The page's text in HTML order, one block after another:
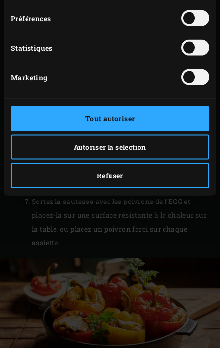
Préférences
Statistiques
Marketing
Tout autoriser
Autoriser la sélection
Refuser
Incorporez la farine et laissez cuire pendant environ
2 minutes.
rouges dans la sauteuse, salez et poivrez à
dans un saladier et nettoyez la sauteuse.
dans la sauteuse. Déchirez la mozzarella en
morceaux et répartissez-la sur les poivrons.
Remettez les chapeaux sur les poivrons. Retirez la
grille, placez le convEGGtor dans l’EGG puis
remettez la grille en place. Placez la sauteuse sur la
grille, fermez le couvercle de l’EGG et faites rôtir les
poivrons farcis pendant environ 25 minutes.
Sortez la sauteuse avec les poivrons de l’EGG et
placez-la sur une surface résistante à la chaleur sur
la table, ou placez un poivron farci sur chaque
assiette.